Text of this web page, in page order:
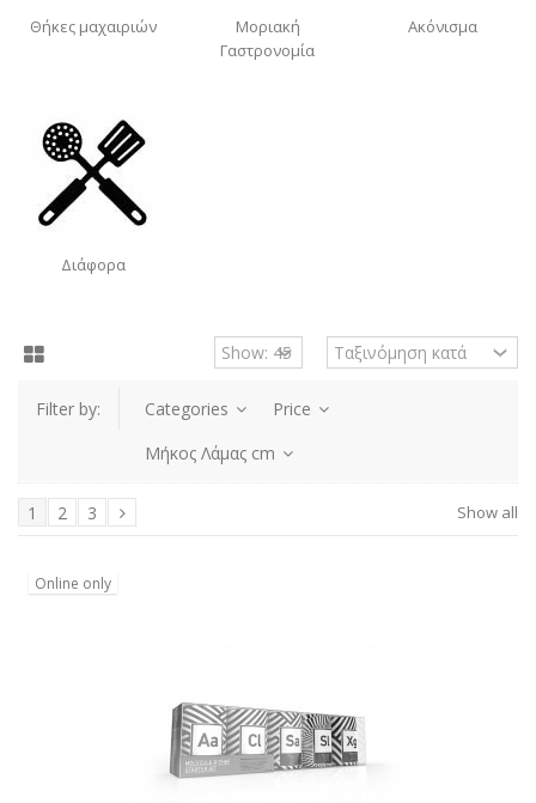
Θήκες μαχαιριών
Μοριακή
Γαστρονομία
Ακόνισμα
Διάφορα
Filter by: Categories
Price
Μήκος Λάμας cm
Show all
1 2 3
Online only